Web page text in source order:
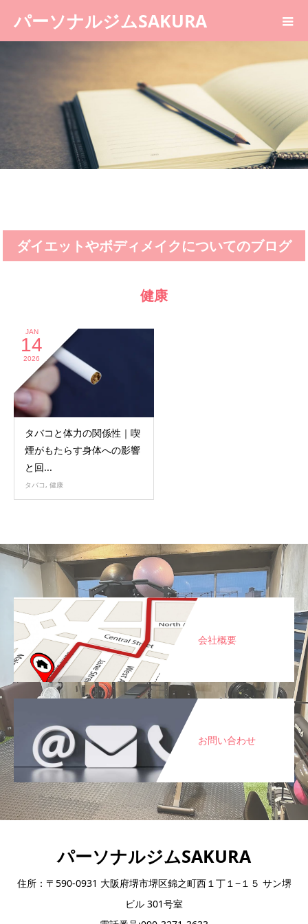
パーソナルジムSAKURA
ダイエットやボディメイクについてのブログ
健康
JAN
14
2026
タバコと体力の関係性｜喫
煙がもたらす身体への影響
と回...
タバコ, 健康
会社概要
お問い合わせ
パーソナルジムSAKURA
住所：〒590-0931 大阪府堺市堺区錦之町西１丁１−１５ サン堺
ビル 301号室